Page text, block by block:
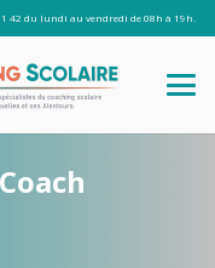
42 du lundi au vendredi de 08h à 19h.